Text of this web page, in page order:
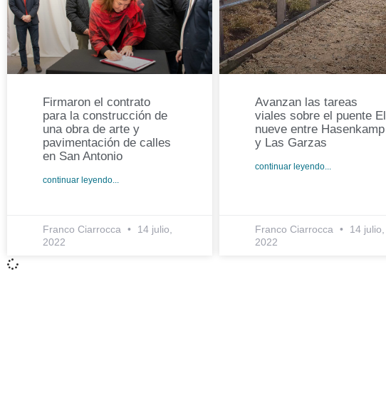
Firmaron el contrato
para la construcción de
una obra de arte y
pavimentación de calles
en San Antonio
continuar leyendo...
Franco Ciarrocca
14 julio,
2022
Avanzan las tareas
viales sobre el puente El
nueve entre Hasenkamp
y Las Garzas
continuar leyendo...
Franco Ciarrocca
14 julio,
2022